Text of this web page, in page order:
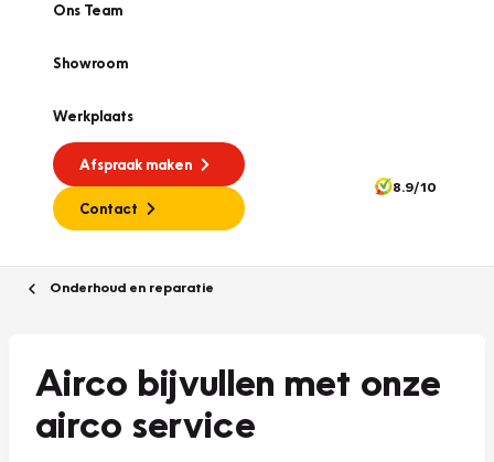
Ons Team
Showroom
Werkplaats
Afspraak maken
Contact
8.9/10
Onderhoud en reparatie
Airco bijvullen met onze
airco service